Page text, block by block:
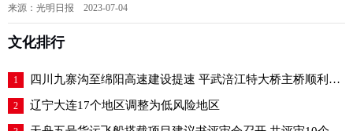
来源：光明日报 2023-07-04
文化排行
1 四川九寨沟至绵阳高速建设提速 平武涪江特大桥主桥顺利合龙
2 辽宁大连17个地区调整为低风险地区